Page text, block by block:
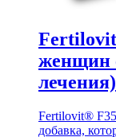
женщин
лечения)
Fertilovit®
добавка,